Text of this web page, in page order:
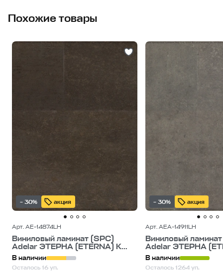
Похожие товары
– 30% акция
Арт. AE-14874LH
Виниловый ламинат (SPC)
Adelar ЭТЕРНА (ETERNA) К...
В наличии
Осталось 16 уп.
– 30% акция
Арт. AEA-14911LH
Виниловый
Adelar ЭТЕРНА
В наличии
Осталось 1264 уп.